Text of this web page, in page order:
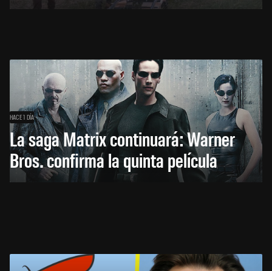
HACE 1 DÍA
La saga Matrix continuará: Warner
Bros. confirma la quinta película